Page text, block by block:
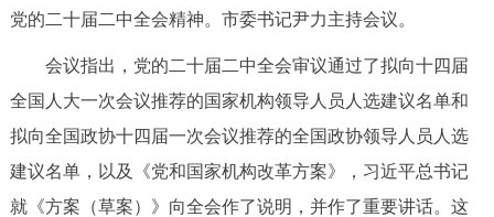
政务服务
个人服务 法人服务 部门服务
便民服务 利企服务 投资项目
党的二十届二中全会精神。市委书记尹力主持会议。
会议指出，党的二十届二中全会审议通过了拟向十四届
全国人大一次会议推荐的国家机构领导人员人选建议名单和
拟向全国政协十四届一次会议推荐的全国政协领导人员人选
建议名单，以及《党和国家机构改革方案》，习近平总书记
就《方案（草案）》向全会作了说明，并作了重要讲话。这